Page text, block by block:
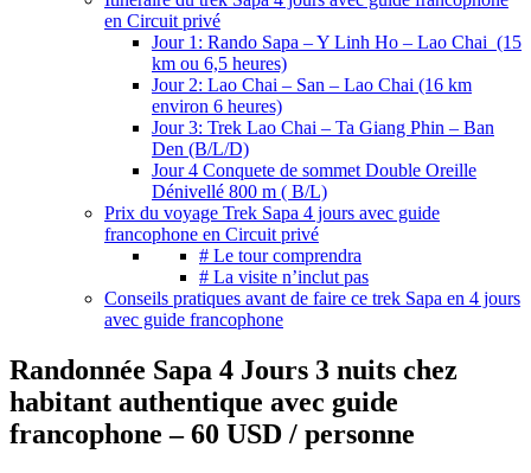
en Circuit privé
Jour 1: Rando Sapa – Y Linh Ho – Lao Chai (15
km ou 6,5 heures)
Jour 2: Lao Chai – San – Lao Chai (16 km
environ 6 heures)
Jour 3: Trek Lao Chai – Ta Giang Phin – Ban
Den (B/L/D)
Jour 4 Conquete de sommet Double Oreille
Dénivellé 800 m ( B/L)
Prix du voyage Trek Sapa 4 jours avec guide
francophone en Circuit privé
# Le tour comprendra
# La visite n’inclut pas
Conseils pratiques avant de faire ce trek Sapa en 4 jours
avec guide francophone
Randonnée Sapa 4 Jours 3 nuits chez
habitant authentique avec guide
francophone – 60 USD / personne